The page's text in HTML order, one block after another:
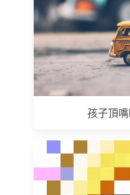
孩子頂